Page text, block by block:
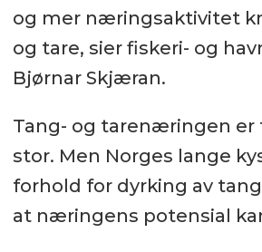
og mer næringsaktivitet
og tare, sier fiskeri- og
Bjørnar Skjæran.
Tang- og tarenæringen er
stor. Men Norges lange
forhold for dyrking av
at næringens potensial